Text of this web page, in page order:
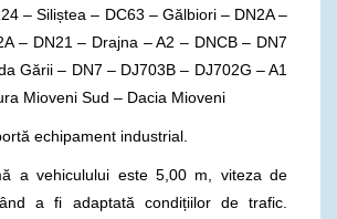
– Siliștea – DC63 – Gălbiori – DN2A –
– DN21 – Drajna – A2 – DNCB – DN7
Gării – DN7 – DJ703B – DJ702G – A1
Mioveni Sud – Dacia Mioveni
echipament industrial.
a vehiculului este 5,00 m, viteza de
a fi adaptată condițiilor de trafic.